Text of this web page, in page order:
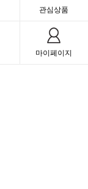
관심상품
마이페이지